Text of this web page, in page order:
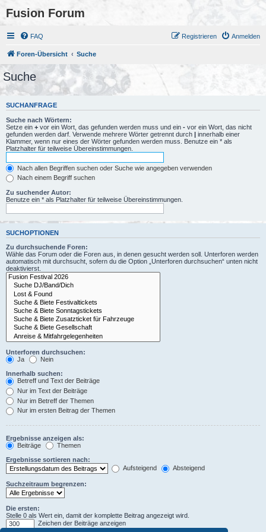
Fusion Forum
FAQ Anmelden
Registrieren
Foren-Übersicht Suche
Suche
SUCHANFRAGE
Suche nach Wörtern:
Setze ein + vor ein Wort, das gefunden werden muss und ein - vor ein Wort, das nicht
gefunden werden darf. Verwende mehrere Wörter getrennt durch | innerhalb einer
Klammer, wenn nur eines der Wörter gefunden werden muss. Benutze ein * als
Platzhalter für teilweise Übereinstimmungen.
Nach allen Begriffen suchen oder Suche wie angegeben verwenden
Nach einem Begriff suchen
Zu suchender Autor:
Benutze ein * als Platzhalter für teilweise Übereinstimmungen.
SUCHOPTIONEN
Zu durchsuchende Foren:
Wähle das Forum oder die Foren aus, in denen gesucht werden soll. Unterforen werden
automatisch mit durchsucht, sofern du die Option „Unterforen durchsuchen“ unten nicht
deaktivierst.
Unterforen durchsuchen:
Ja
Nein
Innerhalb suchen:
Betreff und Text der Beiträge
Nur im Text der Beiträge
Nur im Betreff der Themen
Nur im ersten Beitrag der Themen
Ergebnisse anzeigen als:
Beiträge
Themen
Ergebnisse sortieren nach:
Aufsteigend
Absteigend
Suchzeitraum begrenzen:
Die ersten:
Stelle 0 als Wert ein, damit der komplette Beitrag angezeigt wird.
Zeichen der Beiträge anzeigen